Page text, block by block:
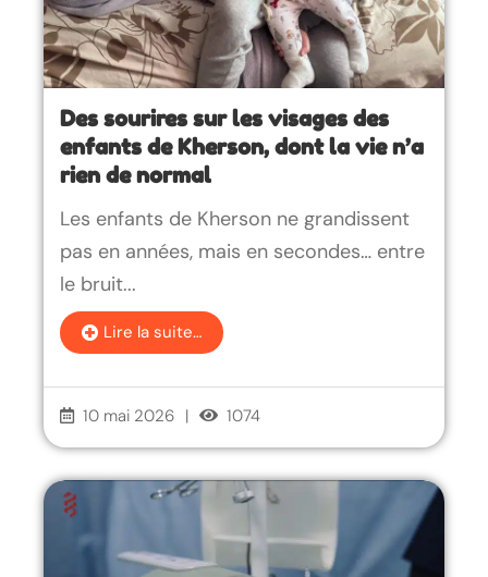
Des sourires sur les visages des
enfants de Kherson, dont la vie n’a
rien de normal
10 mai 2026 | 1074
Les enfants de Kherson ne grandissent
pas en années, mais en secondes… entre
le bruit...
Lire la suite…